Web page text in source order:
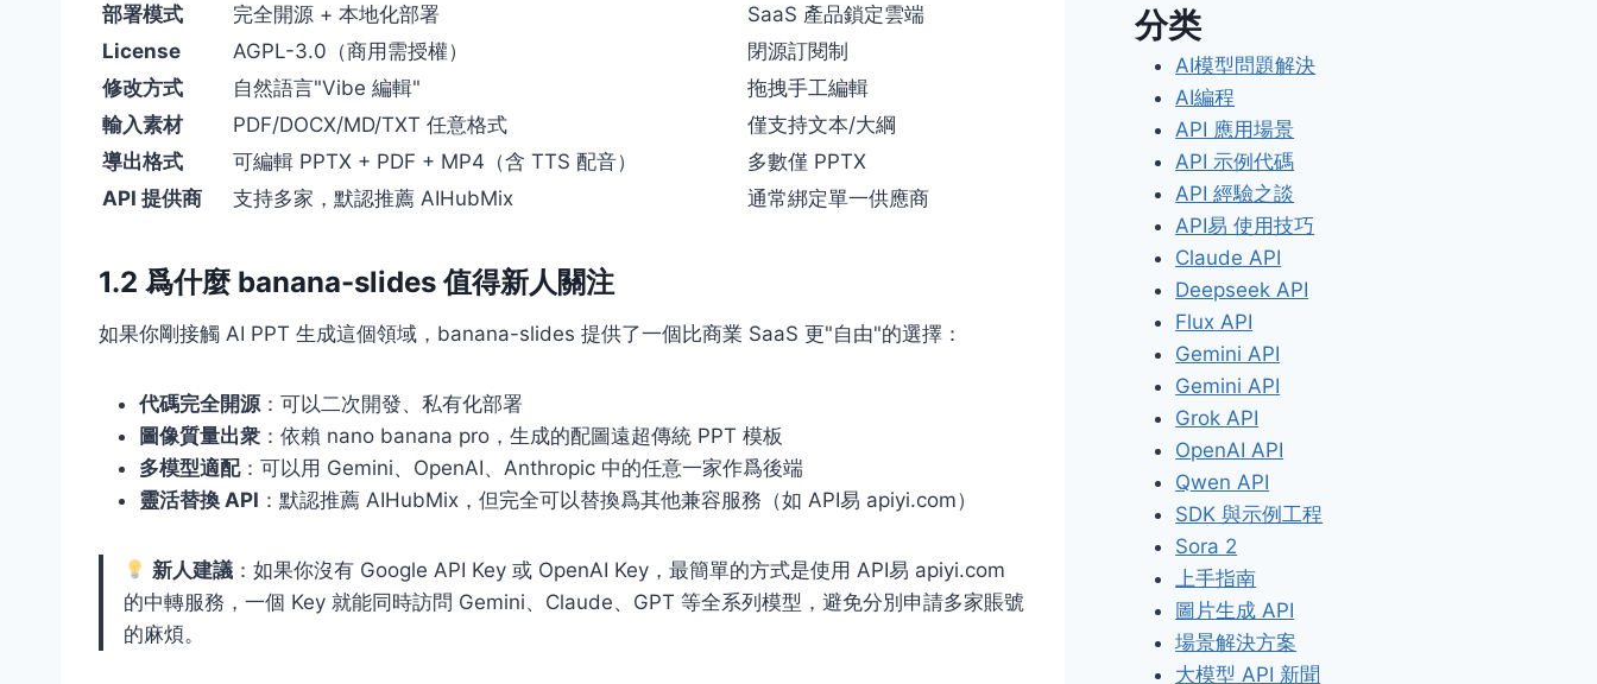
部署模式
完全開源 + 本地化部署
SaaS 產品鎖定雲端
License
AGPL-3.0（商用需授權）
閉源訂閱制
修改方式
自然語言"Vibe 編輯"
拖拽手工編輯
輸入素材
PDF/DOCX/MD/TXT 任意格式
僅支持文本/大綱
導出格式
可編輯 PPTX + PDF + MP4（含 TTS 配音）
多數僅 PPTX
API 提供商
支持多家，默認推薦 AIHubMix 通常綁定單一供應商
1.2 爲什麼 banana-slides 值得新人關注
如果你剛接觸 AI PPT 生成這個領域，banana-slides 提供了一個比商業 SaaS 更"自由"的選擇：
代碼完全開源 ：可以二次開發、私有化部署
圖像質量出衆 ：依賴 nano banana pro，生成的配圖遠超傳統 PPT 模板
多模型適配：可以用 Gemini、OpenAI、Anthropic 中的任意一家作爲後端
靈活替換 API ：默認推薦 AIHubMix，但完全可以替換爲其他兼容服務（如 API易 apiyi.com）
新人建議 ：如果你沒有 Google API Key 或 OpenAI Key，最簡單的方式是使用 API易 apiyi.com
的中轉服務，一個 Key 就能同時訪問 Gemini、Claude、GPT 等全系列模型，避免分別申請多家賬號
的麻煩。
分类
AI模型問題解決
AI編程
API 應用場景
API 示例代碼
API 經驗之談
API易 使用技巧
Claude API
Deepseek API
Flux API
Gemini API
Gemini API
Grok API
OpenAI API
Qwen API
SDK 與示例工程
Sora 2
上手指南
圖片生成 API
場景解決方案
大模型 API 新聞